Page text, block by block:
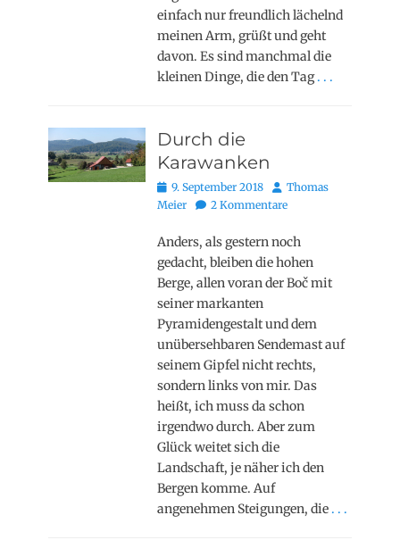
einfach nur freundlich lächelnd
meinen Arm, grüßt und geht
davon. Es sind manchmal die
kleinen Dinge, die den Tag. . .
Durch die
Karawanken
Posted
on
9. September 2018 AutorThomas
Meier
2 Kommentare
Anders, als gestern noch
gedacht, bleiben die hohen
Berge, allen voran der Boč mit
seiner markanten
Pyramidengestalt und dem
unübersehbaren Sendemast auf
seinem Gipfel nicht rechts,
sondern links von mir. Das
heißt, ich muss da schon
irgendwo durch. Aber zum
Glück weitet sich die
Landschaft, je näher ich den
Bergen komme. Auf
angenehmen Steigungen, die . . .